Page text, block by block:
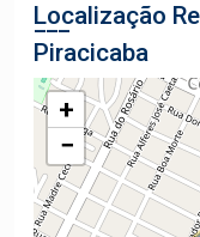
Localização
Piracicaba
+
−